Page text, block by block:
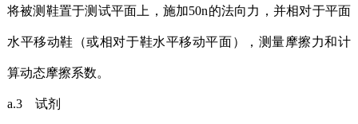
将被测鞋置于测试平面上，施加50n的法向力，并相对于平面
水平移动鞋（或相对于鞋水平移动平面），测量摩擦力和计
算动态摩擦系数。
a.3 试剂